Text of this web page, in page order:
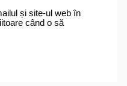
și site-ul web în
când o să